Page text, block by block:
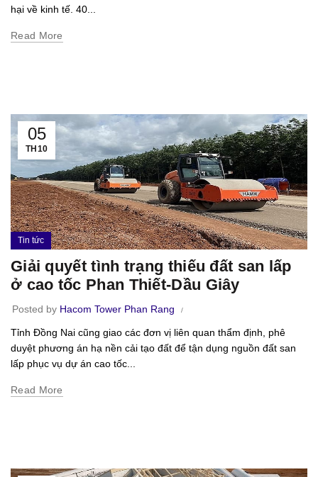
hại về kinh tế. 40...
Read More
05
TH10
Tin tức
Giải quyết tình trạng thiếu đất san lấp
ở cao tốc Phan Thiết-Dầu Giây
Posted by Hacom Tower Phan Rang
Tỉnh Đồng Nai cũng giao các đơn vị liên quan thẩm định, phê
duyệt phương án hạ nền cải tạo đất để tận dụng nguồn đất san
lấp phục vụ dự án cao tốc...
Read More